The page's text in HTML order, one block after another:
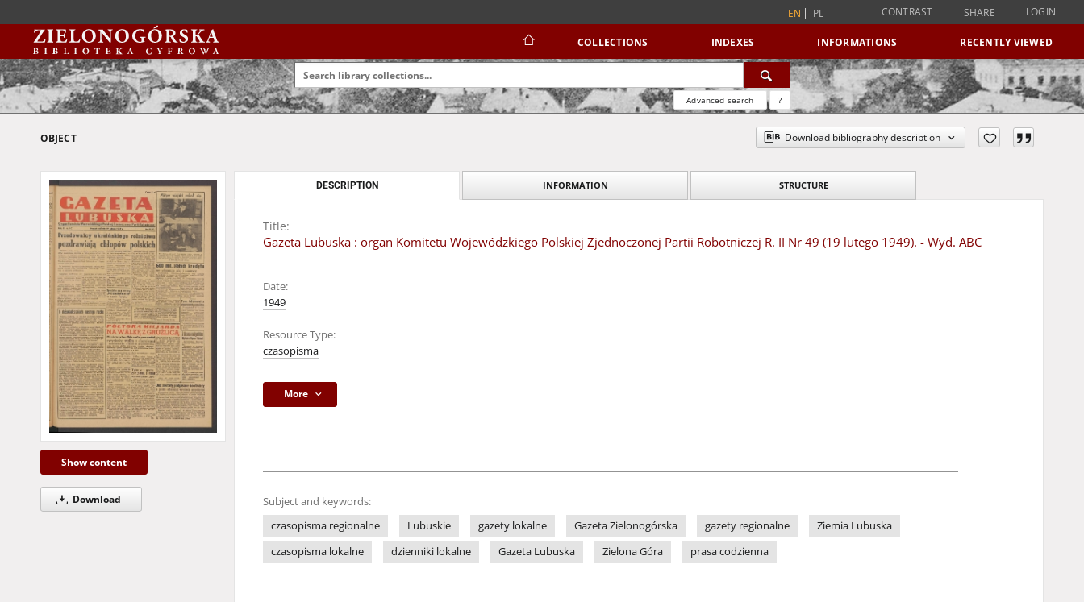
EN PL CONTRAST SHARE LOGIN
COLLECTIONS INDEXES INFORMATIONS RECENTLY VIEWED
Advanced search ?
OBJECT Download bibliography description
Show content
Download
DESCRIPTION INFORMATION STRUCTURE
Title:
Gazeta Lubuska : organ Komitetu Wojewódzkiego Polskiej Zjednoczonej Partii Robotniczej R. II Nr 49 (19 lutego 1949). - Wyd. ABC
Date:
1949
Resource Type:
czasopisma
More
Subject and keywords:
czasopisma regionalne
Lubuskie gazety lokalne Gazeta Zielonogórska gazety regionalne
Ziemia Lubuska
czasopisma lokalne
dzienniki lokalne Gazeta Lubuska Zielona Góra prasa codzienna